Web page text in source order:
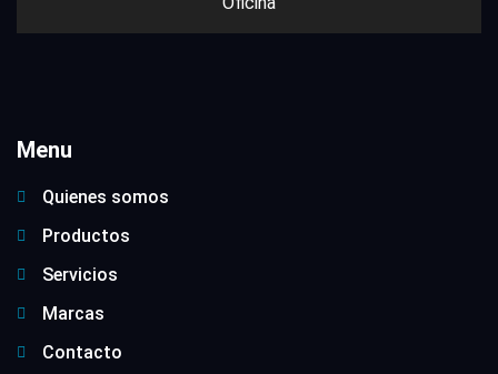
Menu
Quienes somos
Productos
Servicios
Marcas
Contacto